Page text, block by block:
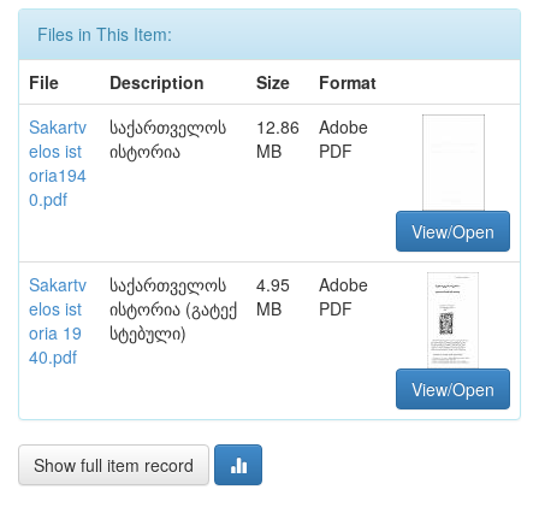
Files in This Item:
File
Description Size
Format
Sakartv
elos ist
oria194
0.pdf
საქართველოს
ისტორია
12.86
MB
Adobe
PDF
View/Open
Sakartv
elos ist
oria 19
40.pdf
საქართველოს
ისტორია (გატექ
სტებული)
4.95
MB
Adobe
PDF
View/Open
Show full item record